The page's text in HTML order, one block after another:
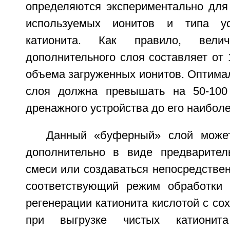
определяются экспериментально
используемых ионитов и типа
катионита. Как правило,
дополнительного слоя составляет
объема загруженных ионитов.
слоя должна превышать на 50-
дренажного устройства до его
Данный «буферный» слой
дополнительно в виде
смеси или создаваться
соответствующий режим
регенерации катионита кислотой с
при выгрузке чистых